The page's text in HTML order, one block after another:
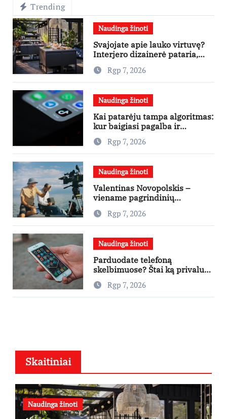
Trending
Naudinga žinoti
Svajojate apie lauko virtuvę?
Interjero dizainerė pataria,
nuo ko pradėti
Rgp 7, 2026
Naudinga žinoti
Kai patarėju tampa algoritmas:
kur baigiasi pagalba ir
prasideda reklama?
Rgp 7, 2026
Naudinga žinoti
Valentinas Novopolskis –
viename pagrindinių
vaidmenų penkių šalių filme
„Nugalėtoja“: Lietuvos kino
teatruose – nuo rugpjūčio 7-
osios
Rgp 7, 2026
Naudinga žinoti
Parduodate telefoną
skelbimuose? Štai ką privalu
padaryti
Rgp 7, 2026
Skaitiniai
Naudinga žinoti